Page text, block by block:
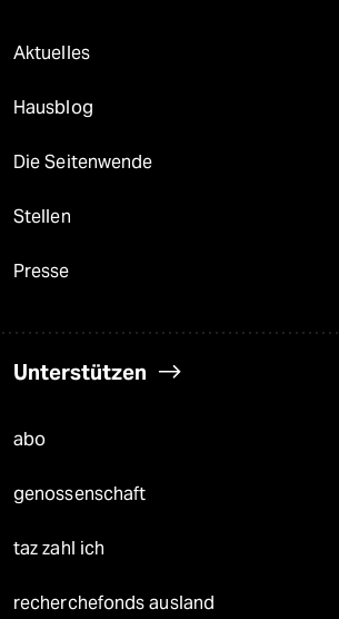
Aktuelles
Hausblog
Die Seitenwende
Stellen
Presse
Unterstützen
abo
genossenschaft
taz zahl ich
recherchefonds ausland